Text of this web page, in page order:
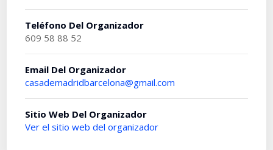
Teléfono Del Organizador
609 58 88 52
Email Del Organizador
casademadridbarcelona@gmail.com
Sitio Web Del Organizador
Ver el sitio web del organizador